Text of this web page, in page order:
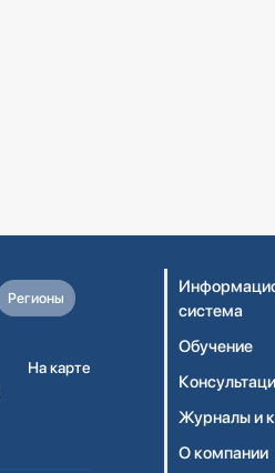
Регионы
На карте
система
Обучение
Журналы и
О компании